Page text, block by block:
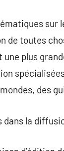
sur
de toutes
plus
des
dans la